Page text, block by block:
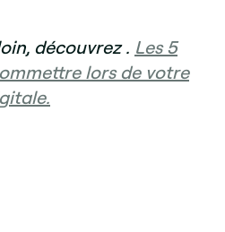
découvrez . Les 5
lors de votre